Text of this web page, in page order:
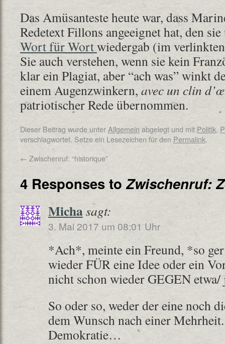
Das Amüsanteste heute war, dass
Redetext Fillons angeeignet hat, den
Wort für Wortwiedergab (im
Sie auch verstehen, wenn sie kein
klar ein Plagiat, aber “ach was” winkt
einem Augenzwinkern, avec un clin
patriotischer Rede übernommen.
Dieser Beitrag wurde unterAllgemein abgelegt und mit Politik,
verschlagwortet. Setze ein Lesezeichen für den Permalink.
← Zwischenruf: “historique”
4 Responses toZwischenruf:
Michasagt:
3. Mai 2017 um 08:01 Uhr
*Ach*, meinte ein Freund, *so
wieder FÜR eine Idee oder ein
nicht schon wieder GEGEN
So oder so, weder der eine noch
dem Wunsch nach einer
Demokratie…